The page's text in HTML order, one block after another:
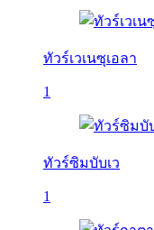
ทัวร์เวเนซุเอลา
1
ทัวร์ซิมบับเว
1